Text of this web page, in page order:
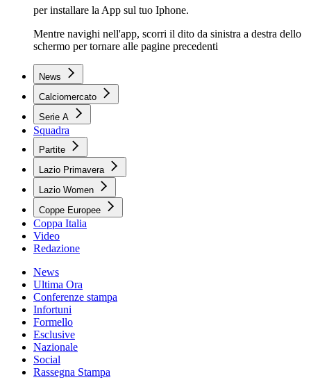
per installare la App sul tuo Iphone.
Mentre navighi nell'app, scorri il dito da sinistra a destra dello
schermo per tornare alle pagine precedenti
News
Calciomercato
Serie A
Squadra
Partite
Lazio Primavera
Lazio Women
Coppe Europee
Coppa Italia
Video
Redazione
News
Ultima Ora
Conferenze stampa
Infortuni
Formello
Esclusive
Nazionale
Social
Rassegna Stampa